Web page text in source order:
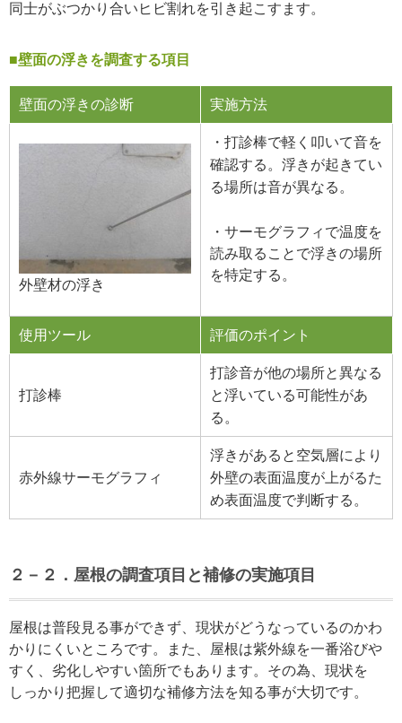
同士がぶつかり合いヒビ割れを引き起こすます。
■壁面の浮きを調査する項目
壁面の浮きの診断 実施方法
外壁材の浮き
・打診棒で軽く叩いて音を
確認する。浮きが起きてい
る場所は音が異なる。
・サーモグラフィで温度を
読み取ることで浮きの場所
を特定する。
使用ツール 評価のポイント
打診棒
打診音が他の場所と異なる
と浮いている可能性があ
る。
赤外線サーモグラフィ
浮きがあると空気層により
外壁の表面温度が上がるた
め表面温度で判断する。
２－２．屋根の調査項目と補修の実施項目
屋根は普段見る事ができず、現状がどうなっているのかわ
かりにくいところです。また、屋根は紫外線を一番浴びや
すく、劣化しやすい箇所でもあります。その為、現状を
しっかり把握して適切な補修方法を知る事が大切です。